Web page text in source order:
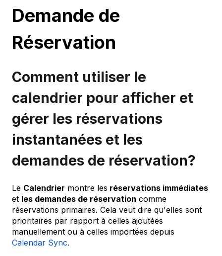
Demande de
Réservation
Comment utiliser le
calendrier pour afficher et
gérer les réservations
instantanées et les
demandes de réservation?
Le Calendrier montre les réservations immédiates
et les demandes de réservation comme
réservations primaires. Cela veut dire qu'elles sont
prioritaires par rapport à celles ajoutées
manuellement ou à celles importées depuis
Calendar Sync.